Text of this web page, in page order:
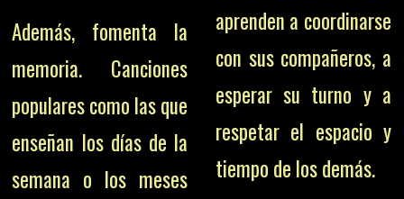
Además, fomenta la
memoria. Canciones
populares como las que
enseñan los días de la
semana o los meses
aprenden a coordinarse
con sus compañeros, a
esperar su turno y a
respetar el espacio y
tiempo de los demás.